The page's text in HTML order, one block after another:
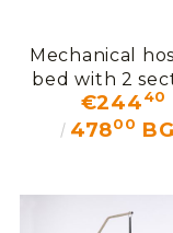
Мechanical
bed with 2
€24440
47800